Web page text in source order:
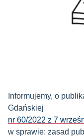
Informujemy, o
Gdańskiej
nr 60/2022 z 7
w sprawie: zasad